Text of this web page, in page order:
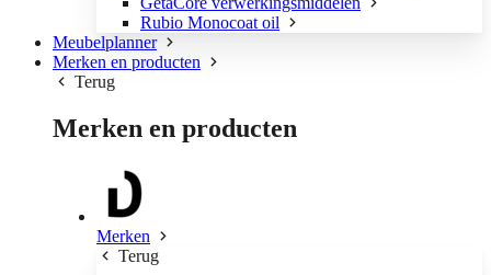
Rubio Monocoat oil
Meubelplanner
Merken en producten
Terug
Merken en producten
Merken
Terug